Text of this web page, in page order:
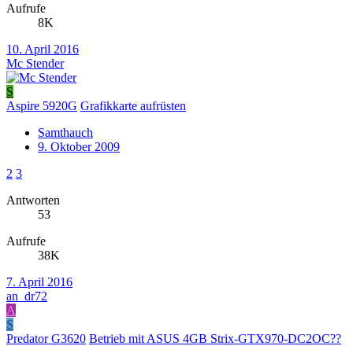
Aufrufe
8K
10. April 2016
Mc Stender
S
Aspire 5920G Grafikkarte aufrüsten
Samthauch
9. Oktober 2009
2 3
Antworten
53
Aufrufe
38K
7. April 2016
an_dr72
A
S
Predator G3620 Betrieb mit ASUS 4GB Strix-GTX970-DC2OC??